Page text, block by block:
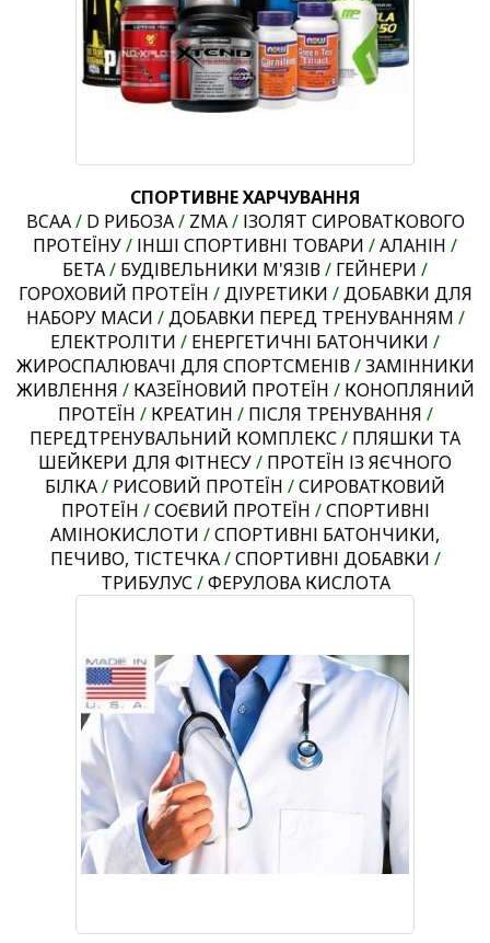
СПОРТИВНЕ ХАРЧУВАННЯ
BCAA/ D РИБОЗА/ ZMA/ ІЗОЛЯТ СИРОВАТКОВОГО
ПРОТЕЇНУ/ ІНШІ СПОРТИВНІ ТОВАРИ /АЛАНІН /
БЕТА/ БУДІВЕЛЬНИКИ М'ЯЗІВ/ ГЕЙНЕРИ /
ГОРОХОВИЙ ПРОТЕЇН /ДІУРЕТИКИ /ДОБАВКИ ДЛЯ
НАБОРУ МАСИ /ДОБАВКИ ПЕРЕД ТРЕНУВАННЯМ /
ЕЛЕКТРОЛІТИ / ЕНЕРГЕТИЧНІ БАТОНЧИКИ /
ЖИРОСПАЛЮВАЧІ ДЛЯ СПОРТСМЕНІВ/ЗАМІННИКИ
ЖИВЛЕННЯ / КАЗЕЇНОВИЙ ПРОТЕЇН / КОНОПЛЯНИЙ
ПРОТЕЇН / КРЕАТИН / ПІСЛЯ ТРЕНУВАННЯ /
ПЕРЕДТРЕНУВАЛЬНИЙ КОМПЛЕКС/ ПЛЯШКИ ТА
ШЕЙКЕРИ ДЛЯ ФІТНЕСУ/ ПРОТЕЇН ІЗ ЯЄЧНОГО
БІЛКА/ РИСОВИЙ ПРОТЕЇН /СИРОВАТКОВИЙ
ПРОТЕЇН /СОЄВИЙ ПРОТЕЇН /СПОРТИВНІ
АМІНОКИСЛОТИ /СПОРТИВНІ БАТОНЧИКИ,
ПЕЧИВО, ТІСТЕЧКА/СПОРТИВНІ ДОБАВКИ /
ТРИБУЛУС/ФЕРУЛОВА КИСЛОТА